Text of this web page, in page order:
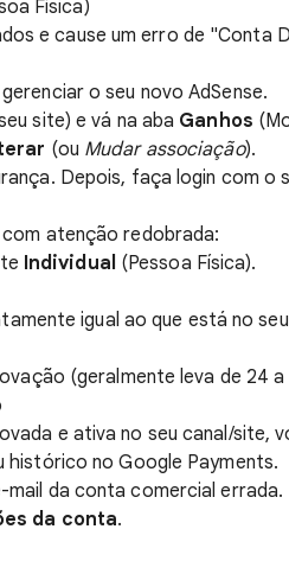
Física)
e cause um erro de "Conta
o seu novo AdSense.
site) e vá na aba Ganhos
(ou Mudar associação).
Depois, faça login com o
atenção redobrada:
Individual (Pessoa Física).
igual ao que está no seu
(geralmente leva de 24
e ativa no seu canal/site,
no Google Payments.
mail da conta comercial errada.
da conta.